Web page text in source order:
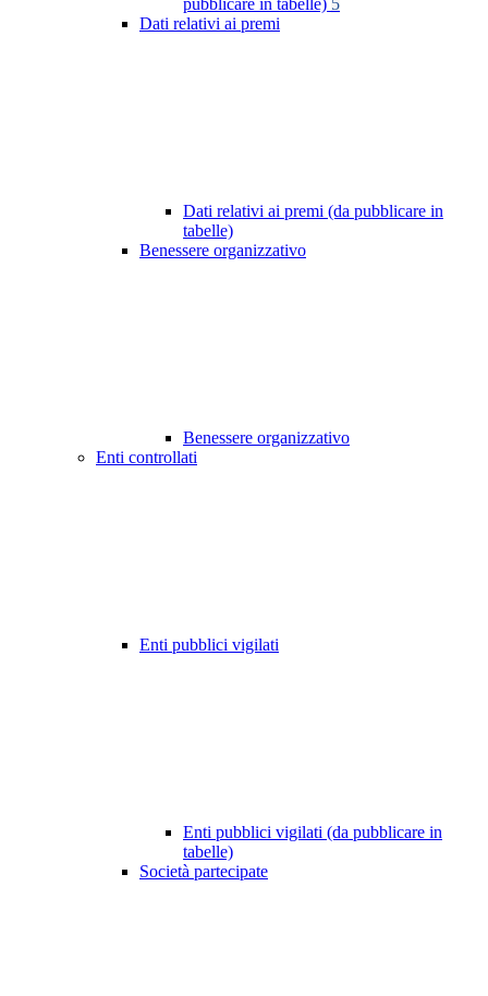
pubblicare in tabelle) 5
Dati relativi ai premi
Dati relativi ai premi (da pubblicare in
tabelle)
Benessere organizzativo
Benessere organizzativo
Enti controllati
Enti pubblici vigilati
Enti pubblici vigilati (da pubblicare in
tabelle)
Società partecipate